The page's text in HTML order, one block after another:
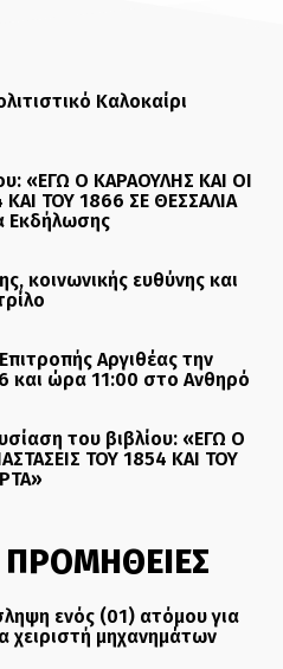
Καλοκαίρι
«ΕΓΩ Ο ΚΑΡΑΟΥΛΗΣ ΚΑΙ ΟΙ
ΤΟΥ 1866 ΣΕ ΘΕΣΣΑΛΙΑ
Εκδήλωσης
κοινωνικής ευθύνης και
Αργιθέας την
και ώρα 11:00 στο Ανθηρό
του βιβλίου: «ΕΓΩ Ο
ΤΟΥ 1854 ΚΑΙ ΤΟΥ
ΠΡΟΜΗΘΕΙΕΣ
ενός (01) ατόμου για
χειριστή μηχανημάτων